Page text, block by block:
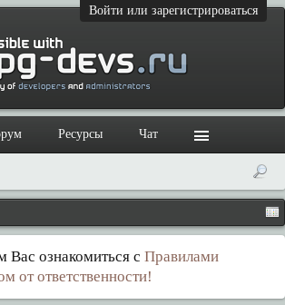
Войти или зарегистрироваться
Вас ознакомиться с Правилами
от ответственности!
Ресурсы Чат